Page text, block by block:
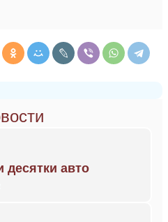
десятки авто